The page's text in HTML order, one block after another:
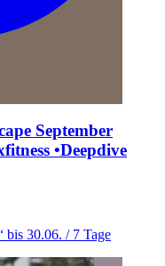
September
•Deepdive
bis 30.06. / 7 Tage